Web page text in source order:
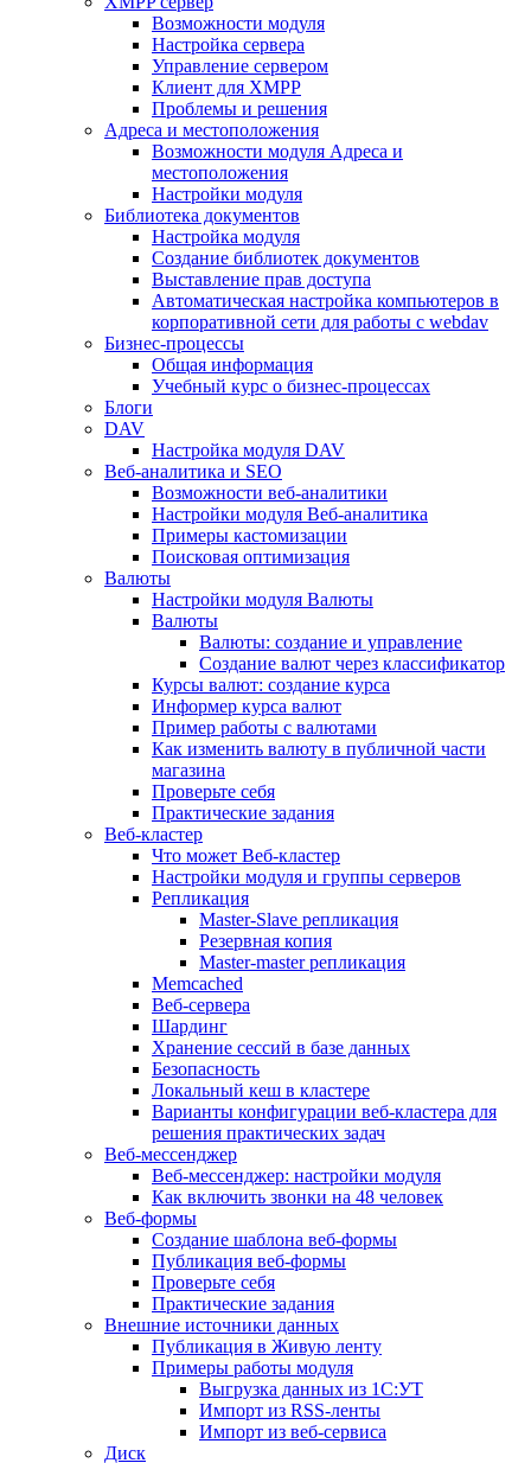
Возможности модуля
Настройка сервера
Управление сервером
Клиент для XMPP
Проблемы и решения
Адреса и местоположения
Возможности модуля Адреса и
местоположения
Настройки модуля
Библиотека документов
Настройка модуля
Создание библиотек документов
Выставление прав доступа
Автоматическая настройка компьютеров в
корпоративной сети для работы с webdav
Бизнес-процессы
Общая информация
Учебный курс о бизнес-процессах
Блоги
DAV
Настройка модуля DAV
Веб-аналитика и SEO
Возможности веб-аналитики
Настройки модуля Веб-аналитика
Примеры кастомизации
Поисковая оптимизация
Валюты
Настройки модуля Валюты
Валюты
Валюты: создание и управление
Создание валют через классификатор
Курсы валют: создание курса
Информер курса валют
Пример работы с валютами
Как изменить валюту в публичной части
магазина
Проверьте себя
Практические задания
Веб-кластер
Что может Веб-кластер
Настройки модуля и группы серверов
Репликация
Master-Slave репликация
Резервная копия
Master-master репликация
Memcached
Веб-сервера
Шардинг
Хранение сессий в базе данных
Безопасность
Локальный кеш в кластере
Варианты конфигурации веб-кластера для
решения практических задач
Веб-мессенджер
Веб-мессенджер: настройки модуля
Как включить звонки на 48 человек
Веб-формы
Создание шаблона веб-формы
Публикация веб-формы
Проверьте себя
Практические задания
Внешние источники данных
Публикация в Живую ленту
Примеры работы модуля
Выгрузка данных из 1С:УТ
Импорт из RSS-ленты
Импорт из веб-сервиса
Диск